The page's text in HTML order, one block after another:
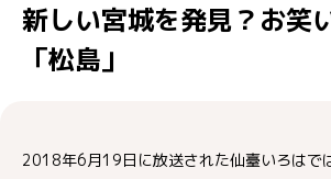
新しい宮城を発見？お笑
「松島」
2018年6月19日に放送された仙臺いろはで